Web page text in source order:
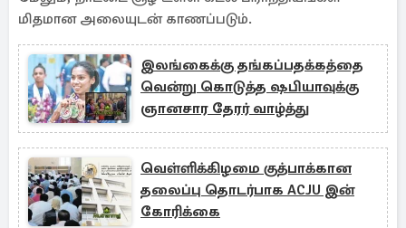
மிதமான அலையுடன் காணப்படும்.
இலங்கைக்கு தங்கப்பதக்கத்தை
வென்று கொடுத்த ஷபியாவுக்கு
ஞானசார தேரர் வாழ்த்து
வெள்ளிக்கிழமை குத்பாக்கான
தலைப்பு தொடர்பாக ACJU இன்
கோரிக்கை